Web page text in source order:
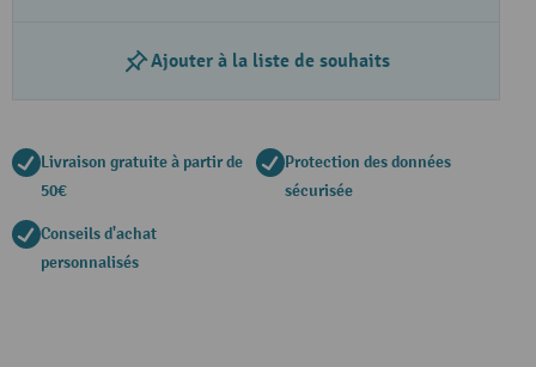
Ajouter à la liste de souhaits
Livraison gratuite à partir de
50€
Protection des données
sécurisée
Conseils d'achat
personnalisés